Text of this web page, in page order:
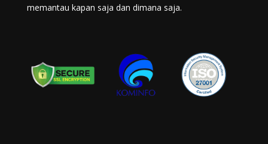
memantau kapan saja dan dimana saja.